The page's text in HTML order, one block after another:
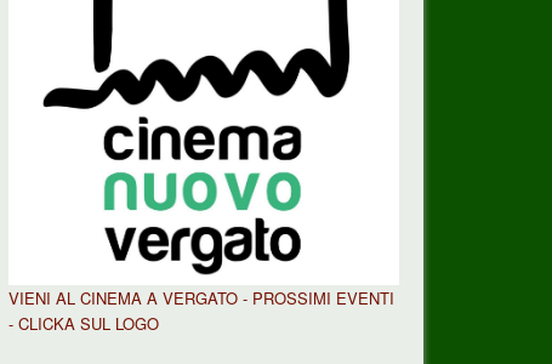
VIENI AL CINEMA A VERGATO - PROSSIMI EVENTI
- CLICKA SUL LOGO